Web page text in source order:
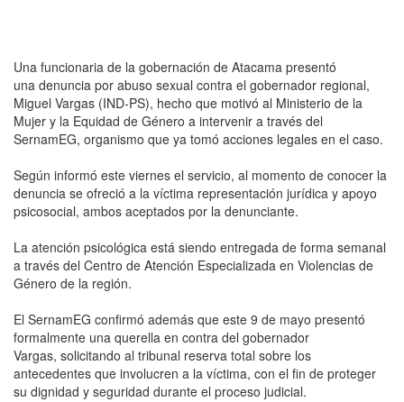
Una funcionaria de la gobernación de Atacama presentó
una denuncia por abuso sexual contra el gobernador regional,
Miguel Vargas (IND-PS), hecho que motivó al Ministerio de la
Mujer y la Equidad de Género a intervenir a través del
SernamEG, organismo que ya tomó acciones legales en el caso.
Según informó este viernes el servicio, al momento de conocer la
denuncia se ofreció a la víctima representación jurídica y apoyo
psicosocial, ambos aceptados por la denunciante.
La atención psicológica está siendo entregada de forma semanal
a través del Centro de Atención Especializada en Violencias de
Género de la región.
El SernamEG confirmó además que este 9 de mayo presentó
formalmente una querella en contra del gobernador
Vargas, solicitando al tribunal reserva total sobre los
antecedentes que involucren a la víctima, con el fin de proteger
su dignidad y seguridad durante el proceso judicial.